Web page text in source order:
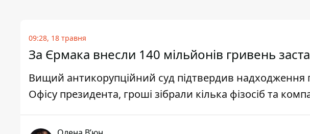
09:28, 18 травня
За Єрмака внесли 140 мільйонів гривень
Вищий антикорупційний суд підтвердив надходження
Офісу президента, гроші зібрали кілька фізосіб та